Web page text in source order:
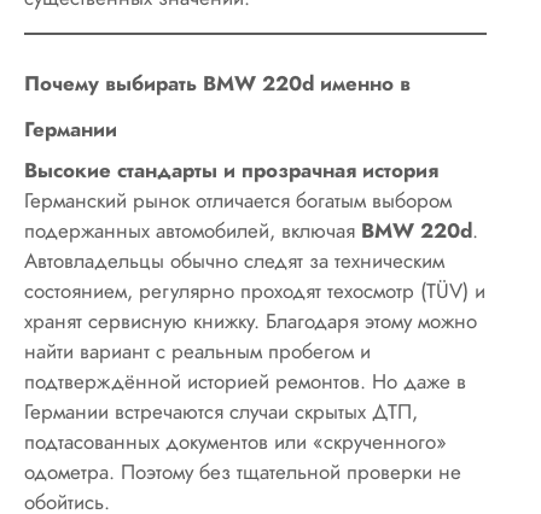
Почему выбирать BMW 220d именно в
Германии
Высокие стандарты и прозрачная история
Германский рынок отличается богатым выбором
подержанных автомобилей, включая BMW 220d.
Автовладельцы обычно следят за техническим
состоянием, регулярно проходят техосмотр (TÜV) и
хранят сервисную книжку. Благодаря этому можно
найти вариант с реальным пробегом и
подтверждённой историей ремонтов. Но даже в
Германии встречаются случаи скрытых ДТП,
подтасованных документов или «скрученного»
одометра. Поэтому без тщательной проверки не
обойтись.